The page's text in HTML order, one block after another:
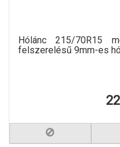
Hólánc 215/70R15
felszerelésű 9mm-es